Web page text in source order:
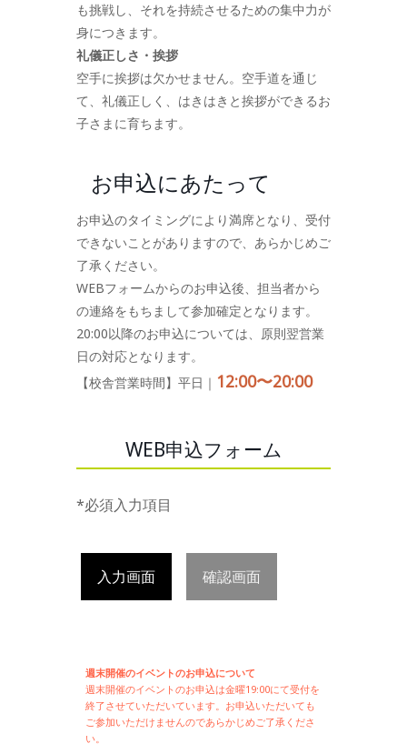
も挑戦し、それを持続させるための集中力が
身につきます。
礼儀正しさ・挨拶
空手に挨拶は欠かせません。空手道を通じ
て、礼儀正しく、はきはきと挨拶ができるお
子さまに育ちます。
お申込にあたって
お申込のタイミングにより満席となり、受付
できないことがありますので、あらかじめご
了承ください。
WEBフォームからのお申込後、担当者から
の連絡をもちまして参加確定となります。
20:00以降のお申込については、原則翌営業
日の対応となります。
【校舎営業時間】平日｜ 12:00〜20:00
WEB申込フォーム
*必須入力項目
入力画面 確認画面
週末開催のイベントのお申込について
週末開催のイベントのお申込は金曜19:00にて受付を
終了させていただいています。お申込いただいても
ご参加いただけませんのであらかじめご了承くださ
い。